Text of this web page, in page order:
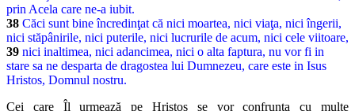
prin Acela care ne-a iubit.
38 Căci sunt bine încredinţat că nici moartea, nici viaţa, nici îngerii,
nici stăpânirile, nici puterile, nici lucrurile de acum, nici cele viitoare,
39 nici inaltimea, nici adancimea, nici o alta faptura, nu vor fi in
stare sa ne desparta de dragostea lui Dumnezeu, care este in Isus
Hristos, Domnul nostru.
Cei care Îl urmează pe Hristos se vor confrunta cu multe